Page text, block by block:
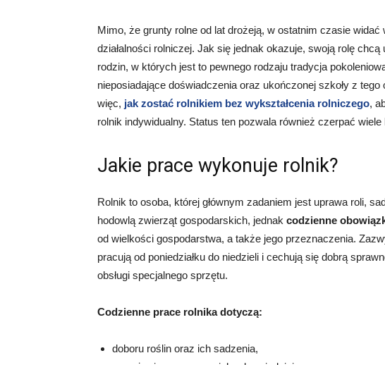
Mimo, że grunty rolne od lat drożeją, w ostatnim czasie
działalności rolniczej. Jak się jednak okazuje, swoją rolę
rodzin, w których jest to pewnego rodzaju tradycja
nieposiadające doświadczenia oraz ukończonej szkoły z
więc, jak zostać rolnikiem bez wykształcenia rolniczego,
rolnik indywidualny. Status ten pozwala również czerpać
Jakie prace wykonuje rolnik?
Rolnik to osoba, której głównym zadaniem jest uprawa roli,
hodowlą zwierząt gospodarskich, jednak codzienne
od wielkości gospodarstwa, a także jego przeznaczenia.
pracują od poniedziałku do niedzieli i cechują się dobrą
obsługi specjalnego sprzętu.
Codzienne prace rolnika dotyczą:
doboru roślin oraz ich sadzenia,